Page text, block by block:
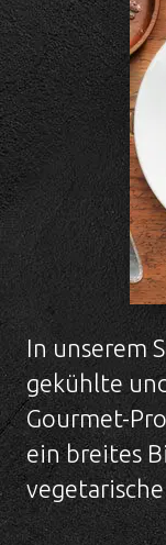
In unserem
gekühlte
Gourmet-
ein breites